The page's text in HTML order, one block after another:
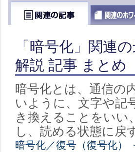
「暗号化」関連
解説 記事 まとめ
暗号化とは、通信の
いように、文字や記
き換えることをいい
し、読める状態に戻
暗号化／復号（復号化）